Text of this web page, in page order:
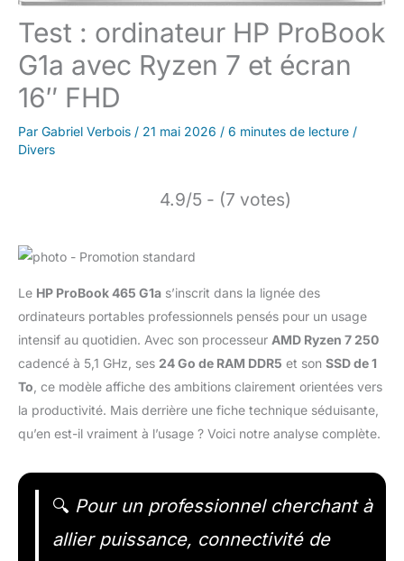
Test : ordinateur HP ProBook
G1a avec Ryzen 7 et écran
16″ FHD
Par Gabriel Verbois / 21 mai 2026 / 6 minutes de lecture /
Divers
4.9/5 - (7 votes)
Le HP ProBook 465 G1a s’inscrit dans la lignée des
ordinateurs portables professionnels pensés pour un usage
intensif au quotidien. Avec son processeur AMD Ryzen 7 250
cadencé à 5,1 GHz, ses 24 Go de RAM DDR5 et son SSD de 1
To , ce modèle affiche des ambitions clairement orientées vers
la productivité. Mais derrière une fiche technique séduisante,
qu’en est-il vraiment à l’usage ? Voici notre analyse complète.
🔍 Pour un professionnel cherchant à
allier puissance, connectivité de